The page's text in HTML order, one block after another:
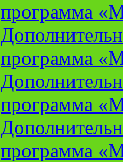
программа
программа
программа
программа